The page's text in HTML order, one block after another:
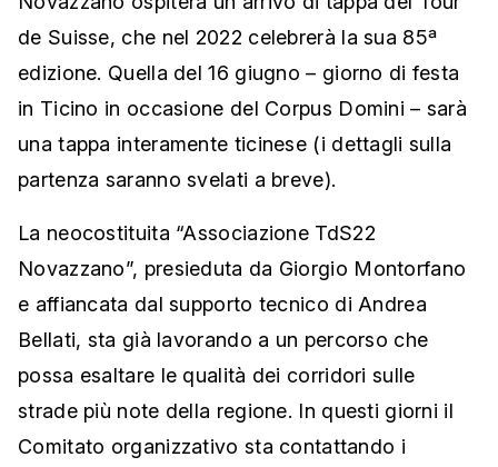
de Suisse, che nel 2022 celebrerà la sua 85ª
edizione. Quella del 16 giugno – giorno di festa
in Ticino in occasione del Corpus Domini – sarà
una tappa interamente ticinese (i dettagli sulla
partenza saranno svelati a breve).
La neocostituita “Associazione TdS22
Novazzano”, presieduta da Giorgio Montorfano
e affiancata dal supporto tecnico di Andrea
Bellati, sta già lavorando a un percorso che
possa esaltare le qualità dei corridori sulle
strade più note della regione. In questi giorni il
Comitato organizzativo sta contattando i